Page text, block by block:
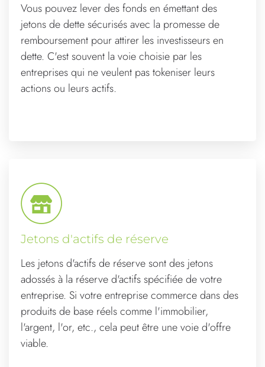
Vous pouvez lever des fonds en émettant des
jetons de dette sécurisés avec la promesse de
remboursement pour attirer les investisseurs en
dette. C'est souvent la voie choisie par les
entreprises qui ne veulent pas tokeniser leurs
actions ou leurs actifs.
Jetons d'actifs de réserve
Les jetons d'actifs de réserve sont des jetons
adossés à la réserve d'actifs spécifiée de votre
entreprise. Si votre entreprise commerce dans des
produits de base réels comme l'immobilier,
l'argent, l'or, etc., cela peut être une voie d'offre
viable.